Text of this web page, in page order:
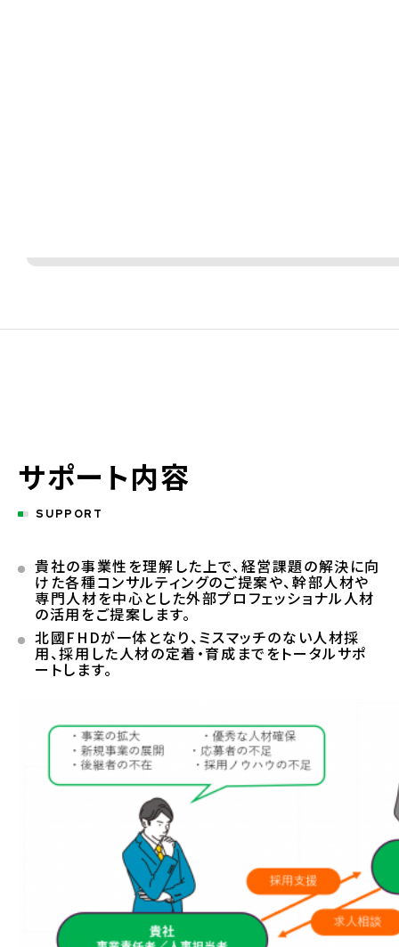
サポート内容
SUPPORT
貴社の事業性を理解した上で、経営課題の解決に向
けた各種コンサルティングのご提案や、幹部人材や
専門人材を中心とした外部プロフェッショナル人材
の活用をご提案します。
北國FHDが一体となり、ミスマッチのない人材採
用、採用した人材の定着・育成までをトータルサポ
ートします。